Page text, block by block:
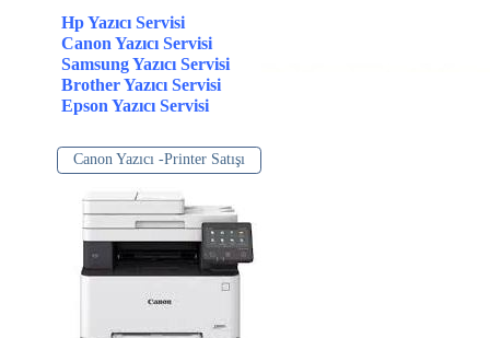
Hp Yazıcı Servisi
Canon Yazıcı Servisi
Samsung Yazıcı Servisi
Brother Yazıcı Servisi
Epson Yazıcı Servisi
Canon Yazıcı -Printer Satışı